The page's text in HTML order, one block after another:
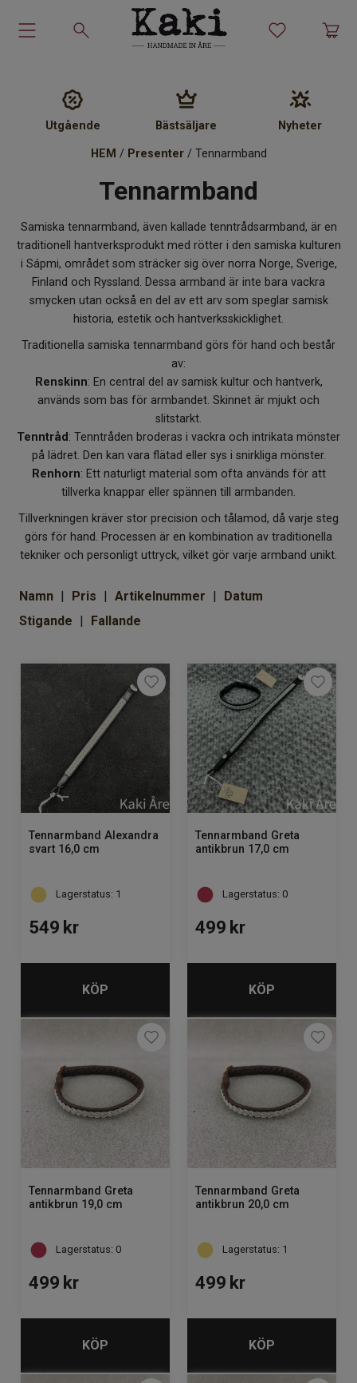
Ullprodukter
Presenter
Kakiskolan
Om Kaki
Utgående Bästsäljare Nyheter
HEM / Presenter/ Tennarmband
Tennarmband
Samiska tennarmband, även kallade tenntrådsarmband, är en
traditionell hantverksprodukt med rötter i den samiska kulturen
i Sápmi, området som sträcker sig över norra Norge, Sverige,
Finland och Ryssland. Dessa armband är inte bara vackra
smycken utan också en del av ett arv som speglar samisk
historia, estetik och hantverksskicklighet.
Traditionella samiska tennarmband görs för hand och består
av:
Renskinn: En central del av samisk kultur och hantverk,
används som bas för armbandet. Skinnet är mjukt och
slitstarkt.
Tenntråd : Tenntråden broderas i vackra och intrikata mönster
på lädret. Den kan vara flätad eller sys i snirkliga mönster.
Renhorn: Ett naturligt material som ofta används för att
tillverka knappar eller spännen till armbanden.
Tillverkningen kräver stor precision och tålamod, då varje steg
görs för hand. Processen är en kombination av traditionella
tekniker och personligt uttryck, vilket gör varje armband unikt.
Namn Pris Artikelnummer
Datum
Stigande
Fallande
Tennarmband Alexandra
svart 16,0 cm
Lagerstatus: 1
549 kr
KÖP
Tennarmband Greta
antikbrun 17,0 cm
Lagerstatus: 0
499 kr
KÖP
Tennarmband Greta
antikbrun 19,0 cm
Lagerstatus: 0
499 kr
KÖP
Tennarmband Greta
antikbrun 20,0 cm
Lagerstatus: 1
499 kr
KÖP